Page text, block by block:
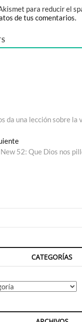
para reducir el
de tus comentarios.
da una lección sobre la
Entrada
siguiente:
52: Que Dios nos
CATEGORÍAS